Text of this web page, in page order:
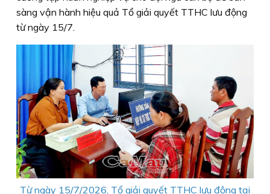
sàng vận hành hiệu quả Tổ giải quyết TTHC lưu động
từ ngày 15/7.
Từ ngày 15/7/2026, Tổ giải quyết TTHC lưu động tại